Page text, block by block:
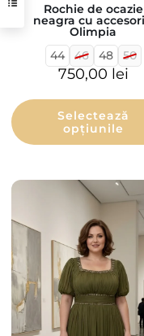
Rochie de ocazie
neagra cu
Olimpia
44
46 48 50
750,00 lei
Selectează
opțiunile